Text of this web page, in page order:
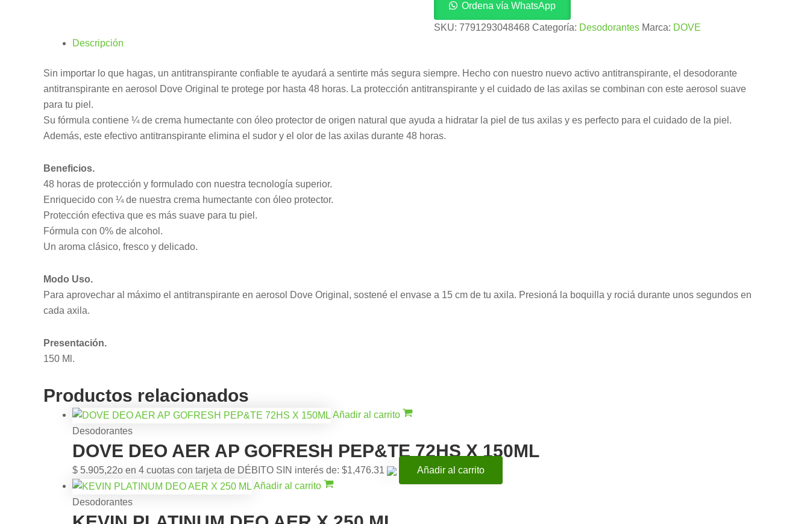
Ordena vía WhatsApp
SKU: 7791293048468 Categoría: Desodorantes Marca: DOVE
Descripción
Sin importar lo que hagas, un antitranspirante confiable te ayudará a sentirte más segura siempre. Hecho con nuestro nuevo activo antitranspirante, el desodorante
antitranspirante en aerosol Dove Original te protege por hasta 48 horas. La protección antitranspirante y el cuidado de las axilas se combinan con este aerosol suave
para tu piel.
Su fórmula contiene ¼ de crema humectante con óleo protector de origen natural que ayuda a hidratar la piel de tus axilas y es perfecto para el cuidado de la piel.
Además, este efectivo antitranspirante elimina el sudor y el olor de las axilas durante 48 horas.
Beneficios.
48 horas de protección y formulado con nuestra tecnología superior.
Enriquecido con ¼ de nuestra crema humectante con óleo protector.
Protección efectiva que es más suave para tu piel.
Fórmula con 0% de alcohol.
Un aroma clásico, fresco y delicado.
Modo Uso.
Para aprovechar al máximo el antitranspirante en aerosol Dove Original, sostené el envase a 15 cm de tu axila. Presioná la boquilla y rociá durante unos segundos en
cada axila.
Presentación.
150 Ml.
Productos relacionados
Añadir al carrito
Desodorantes
DOVE DEO AER AP GOFRESH PEP&TE 72HS X 150ML
$ 5.905,22o en 4 cuotas con tarjeta de DÉBITO SIN interés de: $1,476.31
Añadir al carrito
Añadir al carrito
Desodorantes